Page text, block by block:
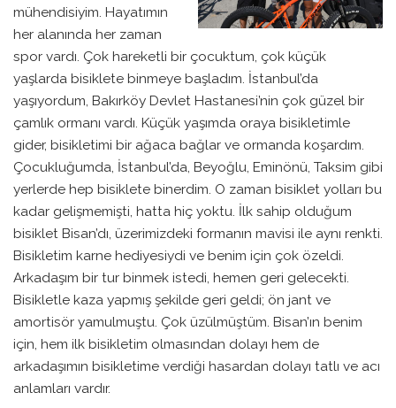
mühendisiyim. Hayatımın
her alanında her zaman
spor vardı. Çok hareketli bir çocuktum, çok küçük
yaşlarda bisiklete binmeye başladım. İstanbul’da
yaşıyordum, Bakırköy Devlet Hastanesi’nin çok güzel bir
çamlık ormanı vardı. Küçük yaşımda oraya bisikletimle
gider, bisikletimi bir ağaca bağlar ve ormanda koşardım.
Çocukluğumda, İstanbul’da, Beyoğlu, Eminönü, Taksim gibi
yerlerde hep bisiklete binerdim. O zaman bisiklet yolları bu
kadar gelişmemişti, hatta hiç yoktu. İlk sahip olduğum
bisiklet Bisan’dı, üzerimizdeki formanın mavisi ile aynı renkti.
Bisikletim karne hediyesiydi ve benim için çok özeldi.
Arkadaşım bir tur binmek istedi, hemen geri gelecekti.
Bisikletle kaza yapmış şekilde geri geldi; ön jant ve
amortisör yamulmuştu. Çok üzülmüştüm. Bisan’ın benim
için, hem ilk bisikletim olmasından dolayı hem de
arkadaşımın bisikletime verdiği hasardan dolayı tatlı ve acı
anlamları vardır.